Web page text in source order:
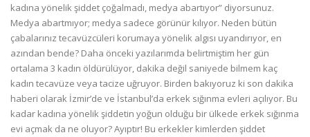
kadına yönelik şiddet çoğalmadı, medya abartıyor” diyorsunuz.
Medya abartmıyor; medya sadece görünür kılıyor. Neden bütün
çabalarınız tecavüzcüleri korumaya yönelik algısı uyandırıyor, en
azından bende? Daha önceki yazılarımda belirtmiştim her gün
ortalama 3 kadın öldürülüyor, dakika değil saniyede bilmem kaç
kadın tecavüze veya tacize uğruyor. Birden bakıyoruz ki son dakika
haberi olarak İzmir’de ve İstanbul’da erkek sığınma evleri açılıyor. Bu
kadar kadına yönelik şiddetin yoğun olduğu bir ülkede erkek sığınma
evi açmak da ne oluyor? Ayıptır! Bu erkekler kimlerden şiddet